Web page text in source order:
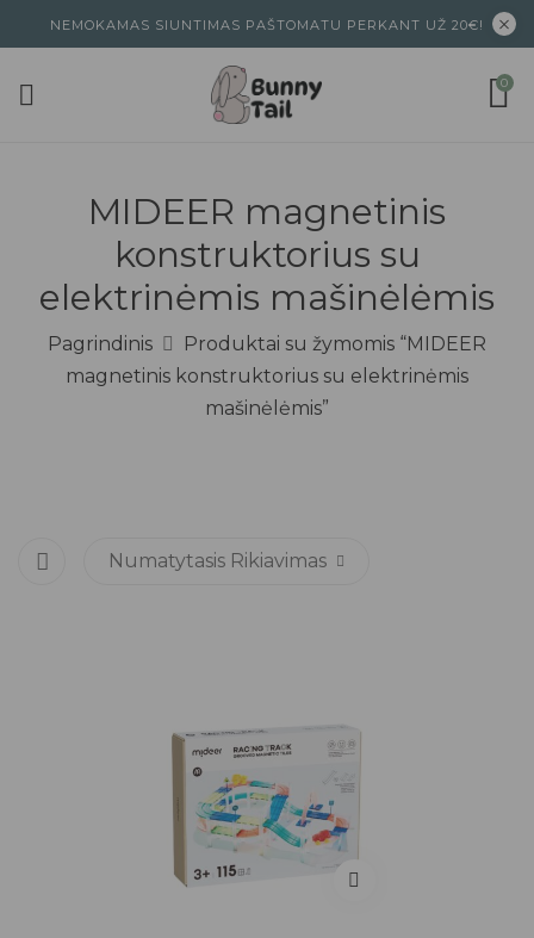
NEMOKAMAS SIUNTIMAS PAŠTOMATU PERKANT UŽ 20€!
0
MIDEER magnetinis
konstruktorius su
elektrinėmis mašinėlėmis
Pagrindinis
Produktai su žymomis “MIDEER
magnetinis konstruktorius su elektrinėmis
mašinėlėmis”
Numatytasis Rikiavimas